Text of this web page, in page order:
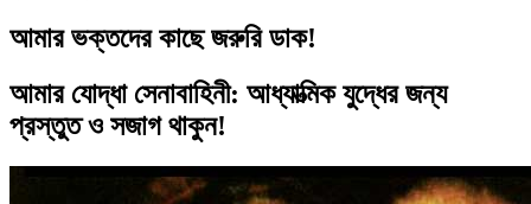
আমার ভক্তদের কাছে জরুরি ডাক!
আমার যোদ্ধা সেনাবাহিনী: আধ্যাত্মিক যুদ্ধের জন্য
প্রস্তুত ও সজাগ থাকুন!